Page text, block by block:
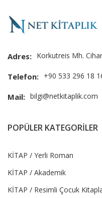
Adres: Korkutreis Mh.
Telefon: +90 533 296 18
Mail: bilgi@netkitaplik.com
POPÜLER KATEGORİLER
KİTAP / Yerli Roman
KİTAP / Akademik
KİTAP / Resimli Çocuk